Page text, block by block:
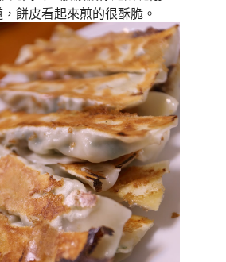
餅皮看起來煎的很酥脆。